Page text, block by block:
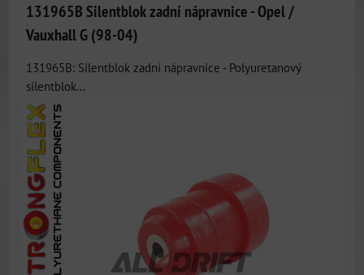
131965B Silentblok zadní nápravnice - Opel /
Vauxhall G (98-04)
131965B: Silentblok zadní nápravnice - Polyuretanový
silentblok...